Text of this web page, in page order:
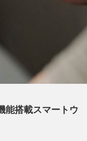
能搭載スマートウ